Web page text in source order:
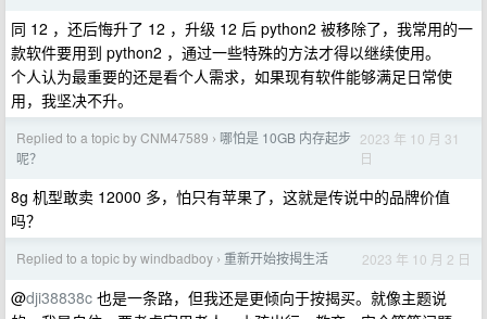
同 12 ，还后悔升了 12 ，升级 12 后 python2 被移除了，我常用的一
款软件要用到 python2 ，通过一些特殊的方法才得以继续使用。
个人认为最重要的还是看个人需求，如果现有软件能够满足日常使
用，我坚决不升。
Replied to a topic by CNM47589 › 哪怕是 10GB 内存起步
呢？
2023 年 10 月 31
日
8g 机型敢卖 12000 多，怕只有苹果了，这就是传说中的品牌价值
吗？
Replied to a topic by windbadboy › 重新开始按揭生活 2023 年 10 月 2 日
@dji38838c 也是一条路，但我还是更倾向于按揭买。就像主题说